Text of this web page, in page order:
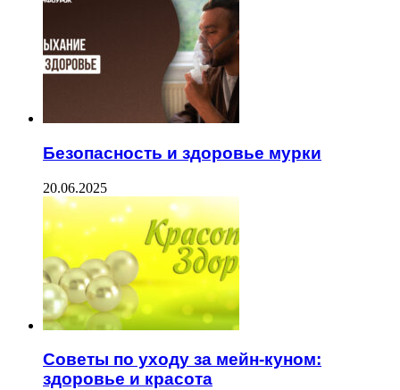
Безопасность и здоровье мурки
20.06.2025
Советы по уходу за мейн-куном:
здоровье и красота